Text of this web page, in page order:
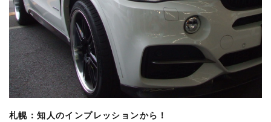
札幌：知人のインプレッションから！